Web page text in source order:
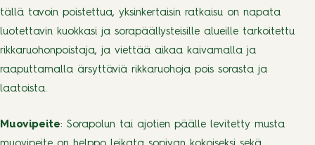
tällä tavoin poistettua, yksinkertaisin ratkaisu on napata
luotettavin kuokkasi ja sorapäällysteisille alueille tarkoitettu
rikkaruohonpoistaja, ja viettää aikaa kaivamalla ja
raaputtamalla ärsyttäviä rikkaruohoja pois sorasta ja
laatoista.
Muovipeite: Sorapolun tai ajotien päälle levitetty musta